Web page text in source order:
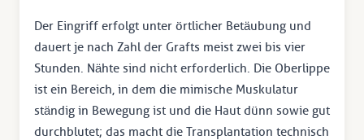
Der Eingriff erfolgt unter örtlicher Betäubung und
dauert je nach Zahl der Grafts meist zwei bis vier
Stunden. Nähte sind nicht erforderlich. Die Oberlippe
ist ein Bereich, in dem die mimische Muskulatur
ständig in Bewegung ist und die Haut dünn sowie gut
durchblutet; das macht die Transplantation technisch